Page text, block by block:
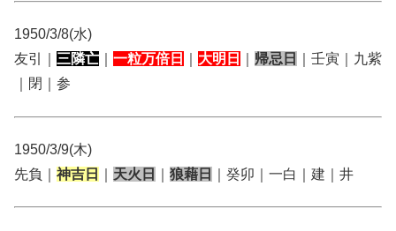
1950/3/8(水)
友引｜ 三隣亡 一粒万倍日 大明日 帰忌日
｜壬寅｜九紫
｜閉｜参
1950/3/9(木)
先負｜ 神吉日 天火日 狼藉日 ｜癸卯｜一白｜建｜井